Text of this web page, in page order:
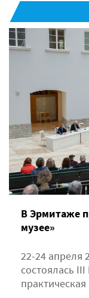
В Эрмитаже
музее»
22-24 апреля
состоялась